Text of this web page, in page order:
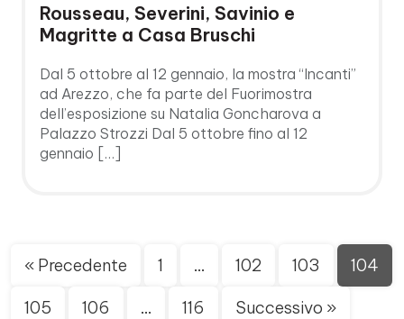
Rousseau, Severini, Savinio e
Magritte a Casa Bruschi
Dal 5 ottobre al 12 gennaio, la mostra “Incanti”
ad Arezzo, che fa parte del Fuorimostra
dell’esposizione su Natalia Goncharova a
Palazzo Strozzi Dal 5 ottobre fino al 12
gennaio […]
« Precedente 1 … 102 103 104
105 106 … 116 Successivo »